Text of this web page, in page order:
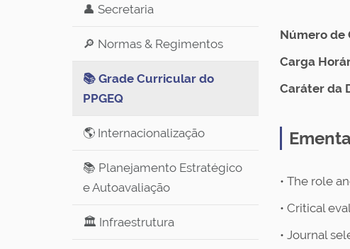
👤 Secretaria
🔎 Normas & Regimentos
📚 Grade Curricular do
PPGEQ
🌎 Internacionalização
📚 Planejamento Estratégico
e Autoavaliação
🏛️ Infraestrutura
Número de
Carga
Caráter da
Ementa
• The role
• Critical
• Journal